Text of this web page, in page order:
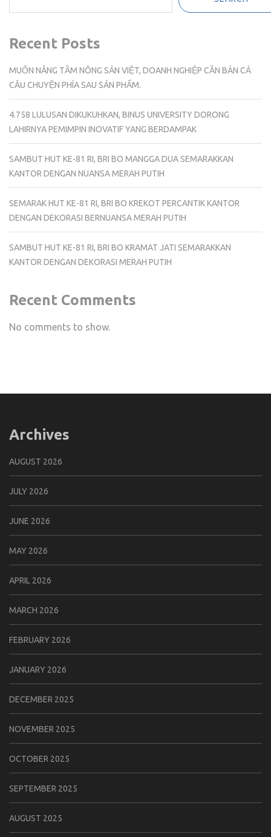
Recent Posts
MUỐN NÂNG TẦM NÔNG SẢN VIỆT, DOANH NGHIỆP CẦN BÁN CẢ
CÂU CHUYỆN PHÍA SAU SẢN PHẨM.
4.758 LULUSAN DIKUKUHKAN, BINUS UNIVERSITY DORONG
LAHIRNYA PEMIMPIN INOVATIF YANG BERDAMPAK
SAMBUT HUT KE-81 RI, BRI BO MANGGA DUA SEMARAKKAN
KANTOR DENGAN NUANSA MERAH PUTIH
SEMARAK HUT KE-81 RI, BRI BO KREKOT PERCANTIK KANTOR
DENGAN DEKORASI BERNUANSA MERAH PUTIH
SAMBUT HUT KE-81 RI, BRI BO KRAMAT JATI SEMARAKKAN
KANTOR DENGAN DEKORASI MERAH PUTIH
Recent Comments
No comments to show.
Archives
AUGUST 2026
JULY 2026
JUNE 2026
MAY 2026
APRIL 2026
MARCH 2026
FEBRUARY 2026
JANUARY 2026
DECEMBER 2025
NOVEMBER 2025
OCTOBER 2025
SEPTEMBER 2025
AUGUST 2025